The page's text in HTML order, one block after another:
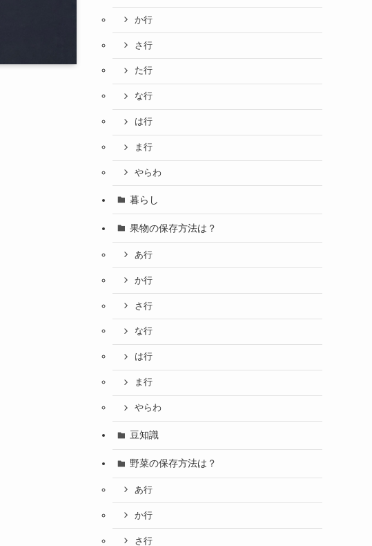
か行
さ行
た行
な行
は行
ま行
やらわ
暮らし
果物の保存方法は？
あ行
か行
さ行
な行
は行
ま行
やらわ
豆知識
野菜の保存方法は？
あ行
か行
さ行